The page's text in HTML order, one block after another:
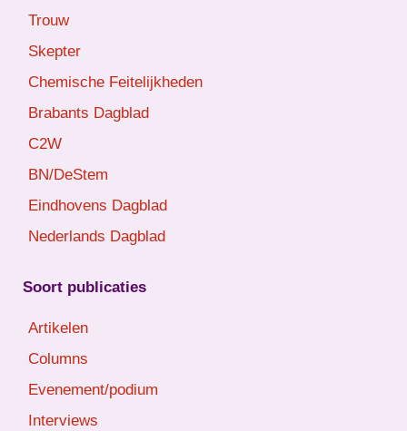
Trouw
Skepter
Chemische Feitelijkheden
Brabants Dagblad
C2W
BN/DeStem
Eindhovens Dagblad
Nederlands Dagblad
Soort publicaties
Artikelen
Columns
Evenement/podium
Interviews